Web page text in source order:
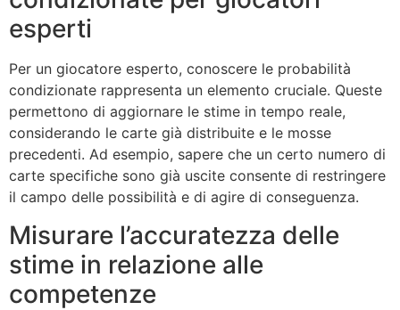
esperti
Per un giocatore esperto, conoscere le probabilità
condizionate rappresenta un elemento cruciale. Queste
permettono di aggiornare le stime in tempo reale,
considerando le carte già distribuite e le mosse
precedenti. Ad esempio, sapere che un certo numero di
carte specifiche sono già uscite consente di restringere
il campo delle possibilità e di agire di conseguenza.
Misurare l’accuratezza delle
stime in relazione alle
competenze